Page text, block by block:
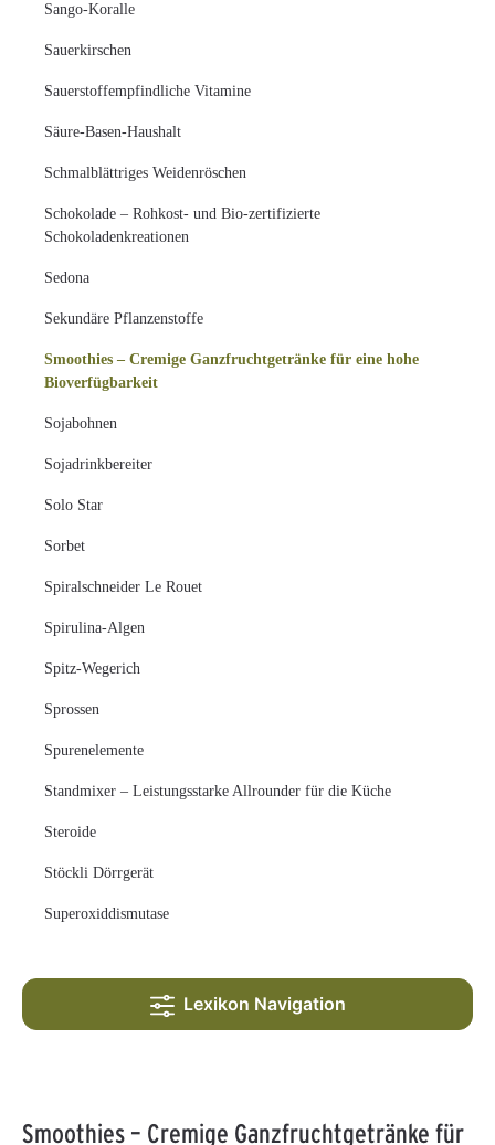
Sango-Koralle
Sauerkirschen
Sauerstoffempfindliche Vitamine
Säure-Basen-Haushalt
Schmalblättriges Weidenröschen
Schokolade – Rohkost- und Bio-zertifizierte
Schokoladenkreationen
Sedona
Sekundäre Pflanzenstoffe
Smoothies – Cremige Ganzfruchtgetränke für eine hohe
Bioverfügbarkeit
Sojabohnen
Sojadrinkbereiter
Solo Star
Sorbet
Spiralschneider Le Rouet
Spirulina-Algen
Spitz-Wegerich
Sprossen
Spurenelemente
Standmixer – Leistungsstarke Allrounder für die Küche
Steroide
Stöckli Dörrgerät
Superoxiddismutase
Lexikon Navigation
Smoothies – Cremige Ganzfruchtgetränke für